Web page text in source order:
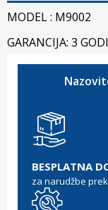
MODEL : M9002
GARANCIJA: 3
BESPLATNA
za narudžbe